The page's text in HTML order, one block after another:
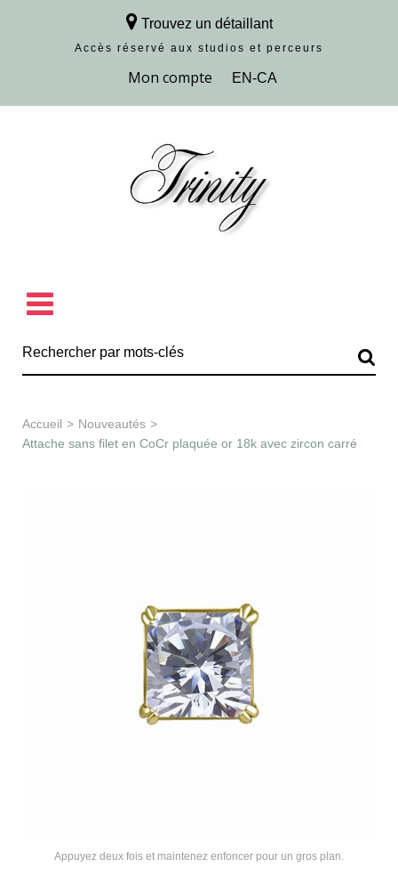
Trouvez un détaillant
Accès réservé aux studios et perceurs
Découvrir la collection
Accueil > Nouveautés >
Attache sans filet en CoCr plaquée or 18k avec zircon carré
Appuyez deux fois et maintenez enfoncer pour un gros plan.